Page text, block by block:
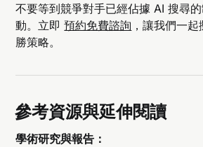
不要等到競爭對手已經佔據 AI 搜尋
動。立即預約免費諮詢 ，讓我們一
勝策略。
參考資源與延伸閱讀
學術研究與報告：